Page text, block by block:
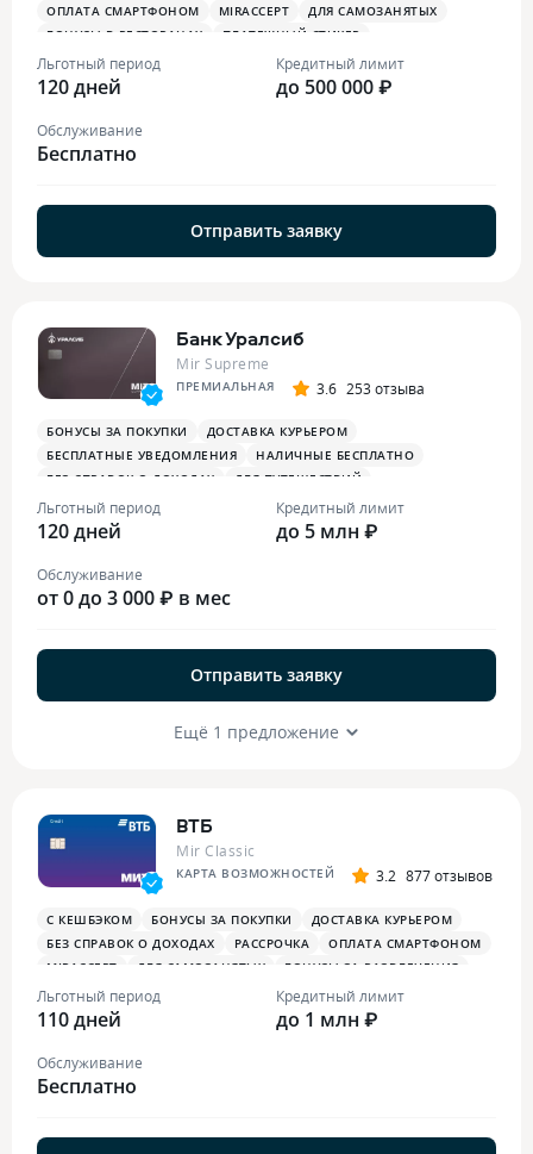
ОПЛАТА СМАРТФОНОМ
MIRACCEPT
ДЛЯ САМОЗАНЯТЫХ
БОНУСЫ В РЕСТОРАНАХ
ПЛАТЕЖНЫЙ СТИКЕР
Льготный период
120 дней
Кредитный лимит
до 500 000 ₽
Обслуживание
Бесплатно
Отправить заявку
Банк Уралсиб
Mir Supreme
ПРЕМИАЛЬНАЯ 3.6 253 отзыва
БОНУСЫ ЗА ПОКУПКИ
ДОСТАВКА КУРЬЕРОМ
БЕСПЛАТНЫЕ УВЕДОМЛЕНИЯ
НАЛИЧНЫЕ БЕСПЛАТНО
БЕЗ СПРАВОК О ДОХОДАХ
ДЛЯ ПУТЕШЕСТВИЙ
ОПЛАТА СМАРТФОНОМ
MIRACCEPT
БИЗНЕС-ЗАЛЫ
БЕСПЛАТНАЯ ТУРИСТИЧЕСКАЯ СТРАХОВКА
Льготный период
120 дней
Кредитный лимит
до 5 млн ₽
Обслуживание
от 0 до 3 000 ₽ в мес
Отправить заявку
Ещё 1 предложение
ВТБ
Mir Classic
КАРТА ВОЗМОЖНОСТЕЙ 3.2 877 отзывов
С КЕШБЭКОМ БОНУСЫ ЗА ПОКУПКИ
ДОСТАВКА КУРЬЕРОМ
БЕЗ СПРАВОК О ДОХОДАХ
РАССРОЧКА
ОПЛАТА СМАРТФОНОМ
MIRACCEPT
ДЛЯ САМОЗАНЯТЫХ
БОНУСЫ ЗА РАЗВЛЕЧЕНИЯ
ПЛАТЕЖНЫЙ СТИКЕР
Льготный период
110 дней
Кредитный лимит
до 1 млн ₽
Обслуживание
Бесплатно